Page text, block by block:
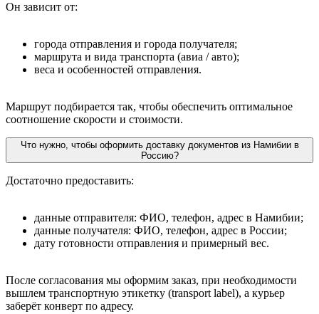
Он зависит от:
города отправления и города получателя;
маршрута и вида транспорта (авиа / авто);
веса и особенностей отправления.
Маршрут подбирается так, чтобы обеспечить оптимальное
соотношение скорости и стоимости.
Что нужно, чтобы оформить доставку документов из Намибии в
Россию?
Достаточно предоставить:
данные отправителя: ФИО, телефон, адрес в Намибии;
данные получателя: ФИО, телефон, адрес в России;
дату готовности отправления и примерный вес.
После согласования мы оформим заказ, при необходимости
вышлем транспортную этикетку (transport label), а курьер
заберёт конверт по адресу.